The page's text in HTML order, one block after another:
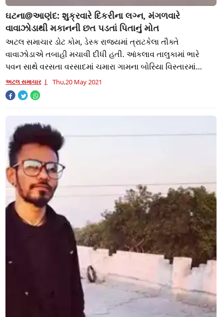
ઘટના@આણંદ: શુક્રવારે દિકરીના લગ્ન, મંગળવારે
વાવાઝોડાથી મકાનની છત પડતાં પિતાનું મોત
અટલ સમાચાર ડોટ કોમ, ડેસ્ક રાજ્યમાં ત્રાટકેલા તૌક્તે
વાવાઝોડાએ તબાહી મચાવી દીધી હતી. આંકલાવ તાલુકામાં ભારે
પવન સાથે વરસતા વરસાદમાં ચમારા ગામના બોરિયા વિસ્તારમાં
મકાનની છત તૂટી જતાં પુરૂષનું મોત નિપજ્ય
અટલ સમાચાર Thu,20 May 2021